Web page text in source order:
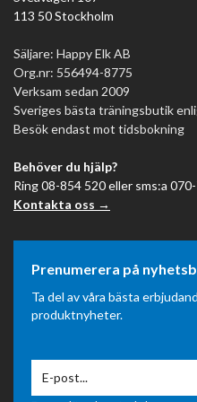
360). Förvänta dig inte gym-
Takhöjd
En fullskalig trappmaskin
att maskinen är cirka 210–220
kroppslängd när du står på
med 240 cm takhöjd kan det
Plats och förvaring
Fullskalig trappmaskin: cirka
rörelseutrymme. Tas inte
Tar ut och tillbaka på
Max användarvikt
typiskt lägre max
maskiner. Kontrollera
113 50 Stockholm
Säljare: Happy Elk AB
Org.nr: 556494-8775
Verksam sedan 2009
Sveriges bästa träningsbutik
Besök endast mot tidsbokning
Behöver du hjälp?
Ring 08-854 520 eller sms:a
Kontakta oss →
Prenumerera på
Ta del av våra bästa
produktnyheter.